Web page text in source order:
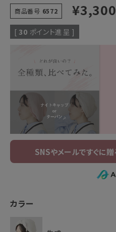
商品番号 6572 ¥3,300
[ 30 ポイント進呈 ]
カラー